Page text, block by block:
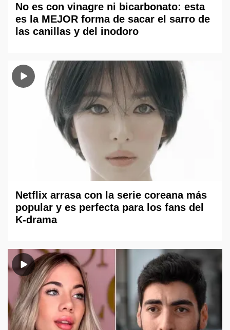
No es con vinagre ni bicarbonato: esta
es la MEJOR forma de sacar el sarro de
las canillas y del inodoro
Netflix arrasa con la serie coreana más
popular y es perfecta para los fans del
K-drama